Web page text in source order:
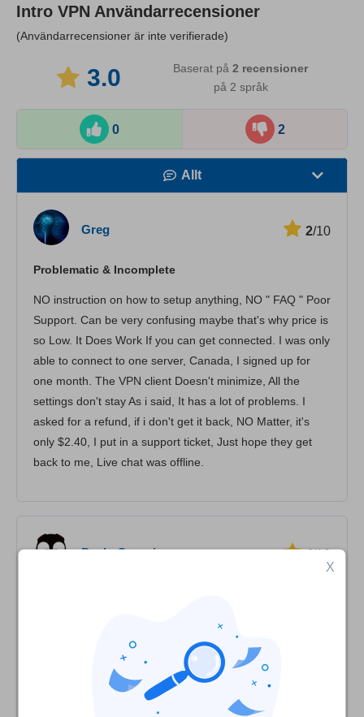
Intro VPN Användarrecensioner
(Användarrecensioner är inte verifierade)
3.0 Baserat på 2 recensioner
på 2 språk
0 2
Allt
Kundtjänst
Greg 2/10
Problematic & Incomplete
NO instruction on how to setup anything, NO " FAQ " Poor
Support. Can be very confusing maybe that's why price is
so Low. It Does Work If you can get connected. I was only
able to connect to one server, Canada, I signed up for
one month. The VPN client Doesn't minimize, All the
settings don't stay As i said, It has a lot of problems. I
asked for a refund, if i don't get it back, NO Matter, it's
only $2.40, I put in a support ticket, Just hope they get
back to me, Live chat was offline.
Paulo Guarniere 4/10
Enquanto não havia pago, funcionou perfeitamente por
24 horas, logo após entrar no site e efetuar o
pagamento, minha senha foi automaticamente
modificada, e onde havia escrito, limite 500 MB, passou a
ficar ilimitado. Porém, não consegui mais jogar PWI em
X